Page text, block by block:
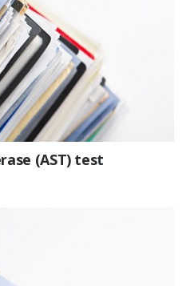
(AST) test